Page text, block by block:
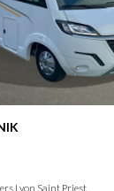
Lyon Saint Priest